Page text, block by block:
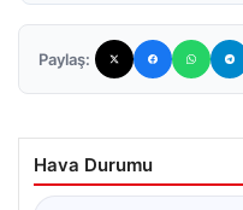
Paylaş:
Hava Durumu